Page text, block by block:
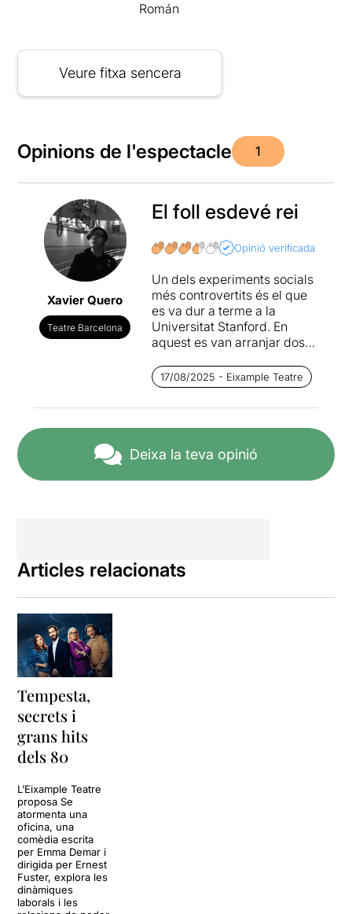
Román
Veure fitxa sencera
Opinions de l'espectacle 1
Xavier Quero
Teatre Barcelona
El foll esdevé rei
Opinió verificada
Un dels experiments socials
més controvertits és el que
es va dur a terme a la
Universitat Stanford. En
aquest es van arranjar dos
presos i un altre de
carcellers. Sense cap
supervisió per part d'algun
podia esdevenir de cruel
accedien a aquesta crueltat.
de persones tenien al seu
voltant.
17/08/2025 - Eixample Teatre
Deixa la teva opinió
Articles relacionats
Tempesta,
secrets i
grans hits
dels 80
L’Eixample Teatre
proposa Se
atormenta una
oficina, una
comèdia escrita
per Emma Demar i
dirigida per Ernest
Fuster, explora les
dinàmiques
laborals i les